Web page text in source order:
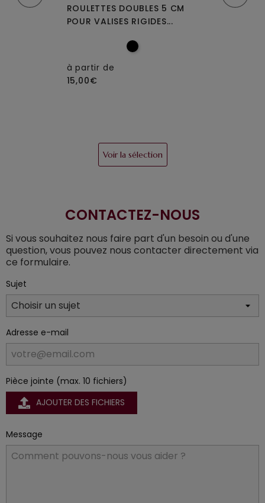
A-35
ROULETTES DOUBLES 5 CM
POUR VALISES RIGIDES...
à partir de
15,00€
ROULETTES
Voir la sélection
CONTACTEZ-NOUS
Si vous souhaitez nous faire part d'un besoin ou d'une
question, vous pouvez nous contacter directement via
ce formulaire.
Sujet
Adresse e-mail
Pièce jointe (max. 10 fichiers)
AJOUTER DES FICHIERS
Message